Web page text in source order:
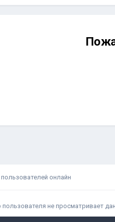
пользователей онлайн
не просматривает